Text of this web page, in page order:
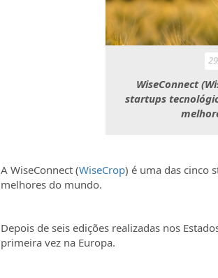
WiseConnect
startups
A WiseConnect (WiseCrop) é uma das cinco
melhores do mundo.
Depois de seis edições realizadas nos
primeira vez na Europa.